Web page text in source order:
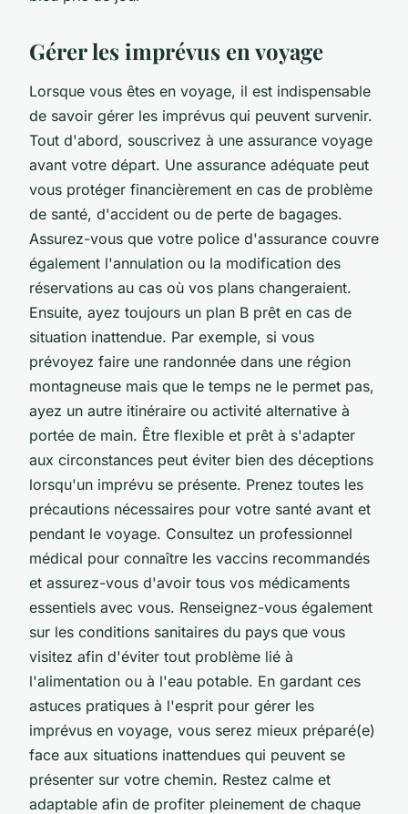
Gérer les imprévus en voyage
Lorsque vous êtes en voyage, il est indispensable
de savoir gérer les imprévus qui peuvent survenir.
Tout d'abord, souscrivez à une assurance voyage
avant votre départ. Une assurance adéquate peut
vous protéger financièrement en cas de problème
de santé, d'accident ou de perte de bagages.
Assurez-vous que votre police d'assurance couvre
également l'annulation ou la modification des
réservations au cas où vos plans changeraient.
Ensuite, ayez toujours un plan B prêt en cas de
situation inattendue. Par exemple, si vous
prévoyez faire une randonnée dans une région
montagneuse mais que le temps ne le permet pas,
ayez un autre itinéraire ou activité alternative à
portée de main. Être flexible et prêt à s'adapter
aux circonstances peut éviter bien des déceptions
lorsqu'un imprévu se présente. Prenez toutes les
précautions nécessaires pour votre santé avant et
pendant le voyage. Consultez un professionnel
médical pour connaître les vaccins recommandés
et assurez-vous d'avoir tous vos médicaments
essentiels avec vous. Renseignez-vous également
sur les conditions sanitaires du pays que vous
visitez afin d'éviter tout problème lié à
l'alimentation ou à l'eau potable. En gardant ces
astuces pratiques à l'esprit pour gérer les
imprévus en voyage, vous serez mieux préparé(e)
face aux situations inattendues qui peuvent se
présenter sur votre chemin. Restez calme et
adaptable afin de profiter pleinement de chaque